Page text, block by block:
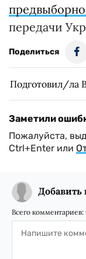
передачи
Поделиться
Подготовил/ла
Заметили
Пожалуйста,
Ctrl+Enter или
Всего комментариев: